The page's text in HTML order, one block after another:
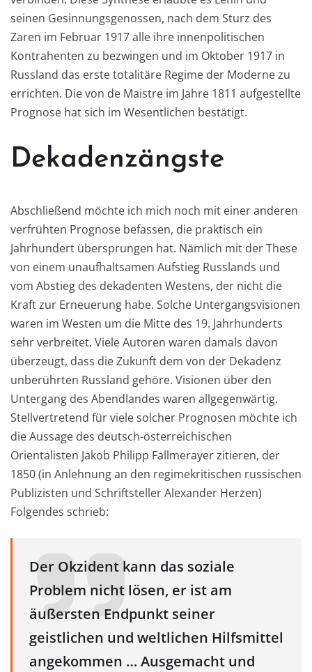
seinen Gesinnungsgenossen, nach dem Sturz des
Zaren im Februar 1917 alle ihre innenpolitischen
Kontrahenten zu bezwingen und im Oktober 1917 in
Russland das erste totalitäre Regime der Moderne zu
errichten. Die von de Maistre im Jahre 1811 aufgestellte
Prognose hat sich im Wesentlichen bestätigt.
Dekadenzängste
Abschließend möchte ich mich noch mit einer anderen
verfrühten Prognose befassen, die praktisch ein
Jahrhundert übersprungen hat. Nämlich mit der These
von einem unaufhaltsamen Aufstieg Russlands und
vom Abstieg des dekadenten Westens, der nicht die
Kraft zur Erneuerung habe. Solche Untergangsvisionen
waren im Westen um die Mitte des 19. Jahrhunderts
sehr verbreitet. Viele Autoren waren damals davon
überzeugt, dass die Zukunft dem von der Dekadenz
unberührten Russland gehöre. Visionen über den
Untergang des Abendlandes waren allgegenwärtig.
Stellvertretend für viele solcher Prognosen möchte ich
die Aussage des deutsch-österreichischen
Orientalisten Jakob Philipp Fallmerayer zitieren, der
1850 (in Anlehnung an den regimekritischen russischen
Publizisten und Schriftsteller Alexander Herzen)
Folgendes schrieb:
Der Okzident kann das soziale
Problem nicht lösen, er ist am
äußersten Endpunkt seiner
geistlichen und weltlichen Hilfsmittel
angekommen … Ausgemacht und